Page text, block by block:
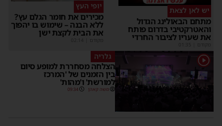
יש לאן לצאת
מתחם הבאולינג הגדול
והאטרקטיבי בדרום פותח
את שעריו לציבור החרדי
מקודם
יופי העץ
מכירים את חומר הגלם עץ?
ללא הבנה – שימוש בו יהפוך
את הבית לקצת ישן
מקודם
גלריה
הצלחה מסחררת למופע סיום
בין הזמנים של 'המרכז
למורשת' ו'מהות'
משה קאהן 09:34